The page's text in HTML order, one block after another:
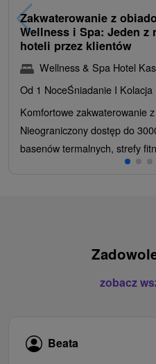
Zakwaterowanie z
Wellness i Spa: Jeden z
hoteli przez klientów
Wellness & Spa Hotel
Od 1 NoceŚniadanie I Kolacja
Komfortowe zakwaterowanie
Nieograniczony dostęp do
basenów termalnych, strefy
zobacz
Beata